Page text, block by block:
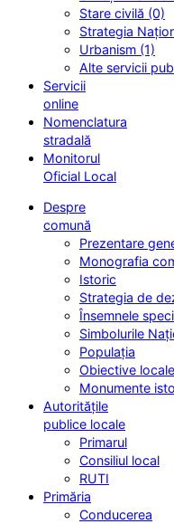
Stare civilă (0)
Strategia
Urbanism (1)
Alte servicii
Servicii
online
Nomenclatura
stradală
Monitorul
Oficial Local
Despre
comună
Prezentare
Monografia
Istoric
Strategia de
Însemnele
Simbolurile
Populația
Obiective locale
Monumente
Autoritățile
publice locale
Primarul
Consiliul local
RUTI
Primăria
Conducerea